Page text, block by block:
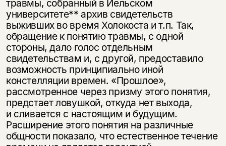
травмы, собранный в Йельском
университете** архив свидетельств
выживших во время Холокоста и т.п. Так,
обращение к понятию травмы, с одной
стороны, дало голос отдельным
свидетельствам и, с другой, предоставило
возможность принципиально иной
констелляции времен. «Прошлое»,
рассмотренное через призму этого понятия,
предстает ловушкой, откуда нет выхода,
и сливается с настоящим и будущим.
Расширение этого понятия на различные
общности показало, что естественное течение